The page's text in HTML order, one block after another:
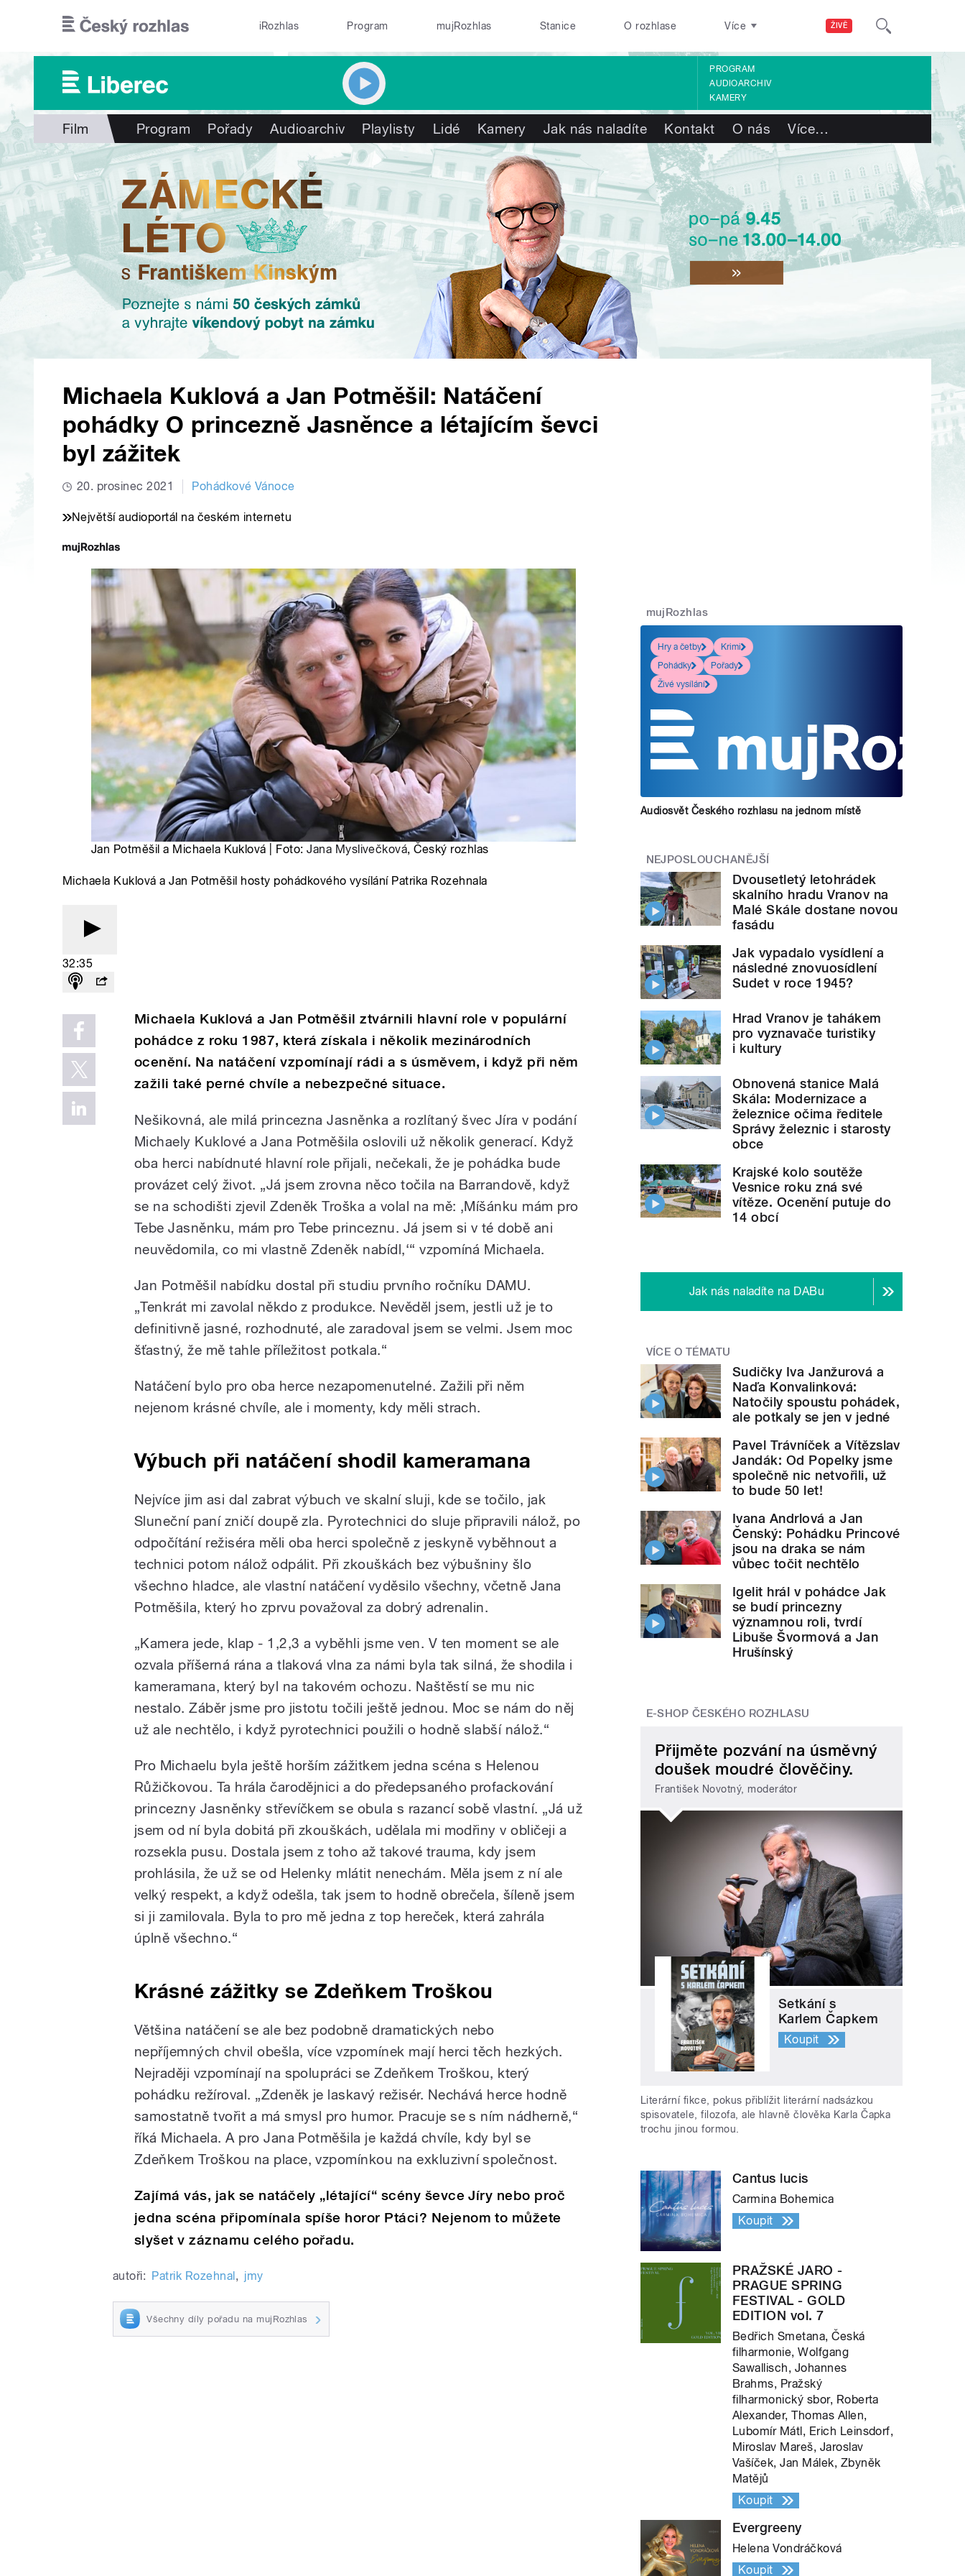
ŽIVĚ
iRozhlas Program mujRozhlas Stanice O rozhlase Více
PROGRAM
AUDIOARCHIV
KAMERY
Film Program Pořady Audioarchiv Playlisty Lidé Kamery Jak nás naladíte Kontakt O nás Více…
Michaela Kuklová a Jan Potměšil: Natáčení
pohádky O princezně Jasněnce a létajícím ševci
byl zážitek
20. prosinec 2021 Pohádkové Vánoce
Největší audioportál na českém internetu
Jan Potměšil a Michaela Kuklová | Foto:Jana Myslivečková, Český rozhlas
Michaela Kuklová a Jan Potměšil hosty pohádkového vysílání Patrika Rozehnala
32:35
Michaela Kuklová a Jan Potměšil ztvárnili hlavní role v populární
pohádce z roku 1987, která získala i několik mezinárodních
ocenění. Na natáčení vzpomínají rádi a s úsměvem, i když při něm
zažili také perné chvíle a nebezpečné situace.
Nešikovná, ale milá princezna Jasněnka a rozlítaný švec Jíra v podání
Michaely Kuklové a Jana Potměšila oslovili už několik generací. Když
oba herci nabídnuté hlavní role přijali, nečekali, že je pohádka bude
provázet celý život. „Já jsem zrovna něco točila na Barrandově, když
se na schodišti zjevil Zdeněk Troška a volal na mě: ‚Míšánku mám pro
Tebe Jasněnku, mám pro Tebe princeznu. Já jsem si v té době ani
neuvědomila, co mi vlastně Zdeněk nabídl,‘“ vzpomíná Michaela.
Jan Potměšil nabídku dostal při studiu prvního ročníku DAMU.
„Tenkrát mi zavolal někdo z produkce. Nevěděl jsem, jestli už je to
definitivně jasné, rozhodnuté, ale zaradoval jsem se velmi. Jsem moc
šťastný, že mě tahle příležitost potkala.“
Natáčení bylo pro oba herce nezapomenutelné. Zažili při něm
nejenom krásné chvíle, ale i momenty, kdy měli strach.
Výbuch při natáčení shodil kameramana
Nejvíce jim asi dal zabrat výbuch ve skalní sluji, kde se točilo, jak
Sluneční paní zničí doupě zla. Pyrotechnici do sluje připravili nálož, po
odpočítání režiséra měli oba herci společně z jeskyně vyběhnout a
technici potom nálož odpálit. Při zkouškách bez výbušniny šlo
všechno hladce, ale vlastní natáčení vyděsilo všechny, včetně Jana
Potměšila, který ho zprvu považoval za dobrý adrenalin.
„Kamera jede, klap - 1,2,3 a vyběhli jsme ven. V ten moment se ale
ozvala příšerná rána a tlaková vlna za námi byla tak silná, že shodila i
kameramana, který byl na takovém ochozu. Naštěstí se mu nic
nestalo. Záběr jsme pro jistotu točili ještě jednou. Moc se nám do něj
už ale nechtělo, i když pyrotechnici použili o hodně slabší nálož.“
Pro Michaelu byla ještě horším zážitkem jedna scéna s Helenou
Růžičkovou. Ta hrála čarodějnici a do předepsaného profackování
princezny Jasněnky střevíčkem se obula s razancí sobě vlastní. „Já už
jsem od ní byla dobitá při zkouškách, udělala mi modřiny v obličeji a
rozsekla pusu. Dostala jsem z toho až takové trauma, kdy jsem
prohlásila, že už se od Helenky mlátit nenechám. Měla jsem z ní ale
velký respekt, a když odešla, tak jsem to hodně obrečela, šíleně jsem
si ji zamilovala. Byla to pro mě jedna z top hereček, která zahrála
úplně všechno.“
Krásné zážitky se Zdeňkem Troškou
Většina natáčení se ale bez podobně dramatických nebo
nepříjemných chvil obešla, více vzpomínek mají herci těch hezkých.
Nejraději vzpomínají na spolupráci se Zdeňkem Troškou, který
pohádku režíroval. „Zdeněk je laskavý režisér. Nechává herce hodně
samostatně tvořit a má smysl pro humor. Pracuje se s ním nádherně,“
říká Michaela. A pro Jana Potměšila je každá chvíle, kdy byl se
Zdeňkem Troškou na place, vzpomínkou na exkluzivní společnost.
Zajímá vás, jak se natáčely „létající“ scény ševce Jíry nebo proč
jedna scéna připomínala spíše horor Ptáci? Nejenom to můžete
slyšet v záznamu celého pořadu.
autoři: Patrik Rozehnal, jmy
Všechny díly pořadu na mujRozhlas
mujRozhlas
Hry a četby
Krimi
Pohádky
Pořady
Živé vysílání
Audiosvět Českého rozhlasu na jednom místě
NEJPOSLOUCHANĚJŠÍ
Dvousetletý letohrádek
skalního hradu Vranov na
Malé Skále dostane novou
fasádu
Jak vypadalo vysídlení a
následné znovuosídlení
Sudet v roce 1945?
Hrad Vranov je tahákem
pro vyznavače turistiky
i kultury
Obnovená stanice Malá
Skála: Modernizace a
železnice očima ředitele
Správy železnic i starosty
obce
Krajské kolo soutěže
Vesnice roku zná své
vítěze. Ocenění putuje do
14 obcí
Jak nás naladíte na DABu
VÍCE O TÉMATU
Sudičky Iva Janžurová a
Naďa Konvalinková:
Natočily spoustu pohádek,
ale potkaly se jen v jedné
Pavel Trávníček a Vítězslav
Jandák: Od Popelky jsme
společně nic netvořili, už
to bude 50 let!
Ivana Andrlová a Jan
Čenský: Pohádku Princové
jsou na draka se nám
vůbec točit nechtělo
Igelit hrál v pohádce Jak
se budí princezny
významnou roli, tvrdí
Libuše Švormová a Jan
Hrušínský
E-SHOP ČESKÉHO ROZHLASU
Přijměte pozvání na úsměvný
doušek moudré člověčiny.
František Novotný, moderátor
Setkání s
Karlem Čapkem
Koupit
Literární fikce, pokus přiblížit literární nadsázkou
spisovatele, filozofa, ale hlavně člověka Karla Čapka
trochu jinou formou.
Cantus lucis
Carmina Bohemica
Koupit
PRAŽSKÉ JARO -
PRAGUE SPRING
FESTIVAL - GOLD
EDITION vol. 7
Bedřich Smetana, Česká
filharmonie, Wolfgang
Sawallisch, Johannes
Brahms, Pražský
filharmonický sbor, Roberta
Alexander, Thomas Allen,
Lubomír Mátl, Erich Leinsdorf,
Miroslav Mareš, Jaroslav
Vašíček, Jan Málek, Zbyněk
Matějů
Koupit
Evergreeny
Helena Vondráčková
Koupit